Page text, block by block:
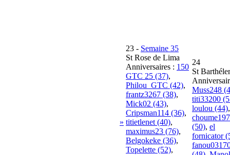
»
23 - Semaine 35
St Rose de Lima
Anniversaires : 150
GTC 25 (37),
Philou_GTC (42),
frantz3267 (38),
Mick02 (43),
Cripsman114 (36),
titietlenet (40),
maximus23 (76),
Belgokeke (36),
Topelette (52),
24
St
Muss248
titi33200
loulou (44),
(50), el
fornicator